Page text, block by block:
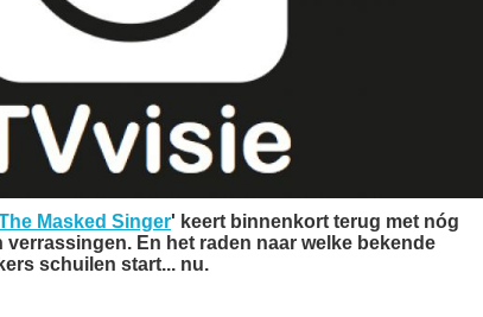
Masked Singer' keert binnenkort terug met nóg
verrassingen. En het raden naar welke bekende
schuilen start... nu.